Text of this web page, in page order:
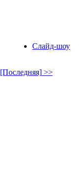
Слайд-шоу
[Последняя] >>